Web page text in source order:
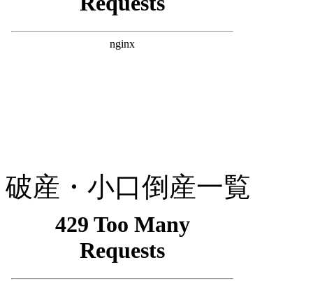
破産・小口倒産一覧